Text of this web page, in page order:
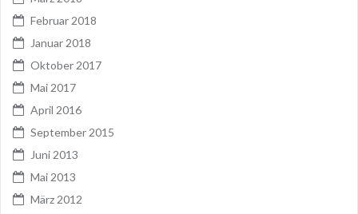
Februar 2018
Januar 2018
Oktober 2017
Mai 2017
April 2016
September 2015
Juni 2013
Mai 2013
März 2012